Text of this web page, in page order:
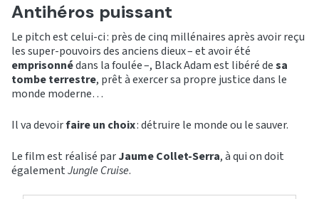
Antihéros puissant
Le pitch est celui-ci : près de cinq millénaires après avoir reçu
les super-pouvoirs des anciens dieux – et avoir été
emprisonnédans la foulée –, Black Adam est libéré desa
tombe terrestre, prêt à exercer sa propre justice dans le
monde moderne…
Il va devoirfaire un choix: détruire le monde ou le sauver.
Le film est réalisé parJaume Collet-Serra, à qui on doit
égalementJungle Cruise.